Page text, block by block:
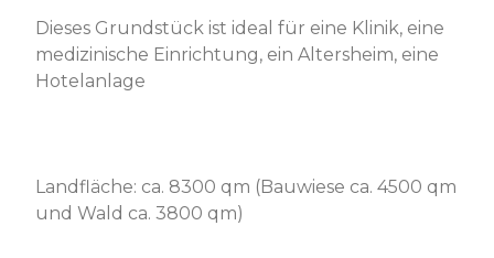
Dieses Grundstück ist ideal für eine Klinik, eine
medizinische Einrichtung, ein Altersheim, eine
Hotelanlage
Landfläche: ca. 8300 qm (Bauwiese ca. 4500 qm
und Wald ca. 3800 qm)